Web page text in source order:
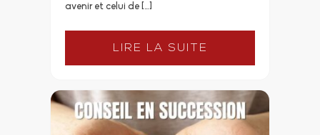
avenir et celui de […]
LIRE LA SUITE